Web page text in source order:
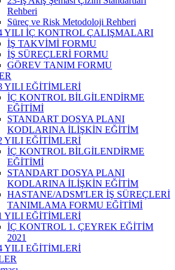
Rehberi
Süreç ve Risk Metodoloji Rehberi
YILI İÇ KONTROL ÇALIŞMALARI
İŞ TAKVİMİ FORMU
İŞ SÜREÇLERİ FORMU
GÖREV TANIM FORMU
YILI EĞİTİMLERİ
İÇ KONTROL BİLGİLENDİRME
EĞİTİMİ
STANDART DOSYA PLANI
KODLARINA İLİŞKİN EĞİTİM
YILI EĞİTİMLERİ
İÇ KONTROL BİLGİLENDİRME
EĞİTİMİ
STANDART DOSYA PLANI
KODLARINA İLİŞKİN EĞİTİM
HASTANE/ADSM'LER İŞ SÜREÇLERİ
TANIMLAMA FORMU EĞİTİMİ
YILI EĞİTİMLERİ
İÇ KONTROL 1. ÇEYREK EĞİTİM
2021
YILI EĞİTİMLERİ